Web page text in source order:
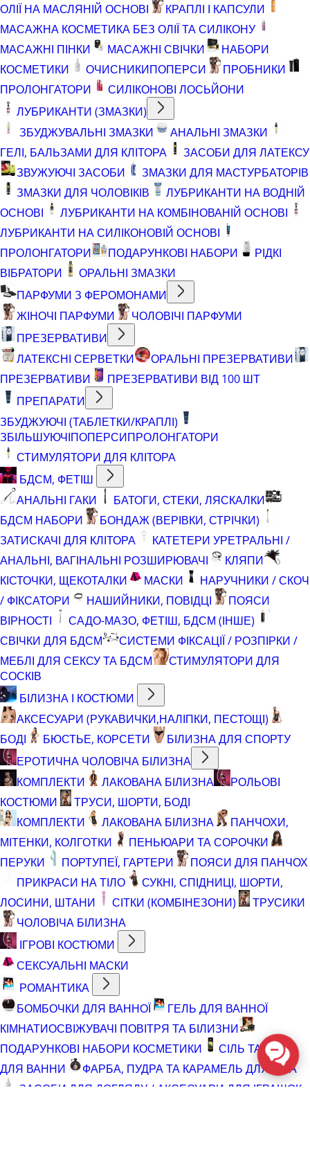
ОЛІЇ НА МАСЛЯНІЙ ОСНОВІ
КРАПЛІ І КАПСУЛИ
МАСАЖНА КОСМЕТИКА БЕЗ ОЛІЇ ТА СИЛІКОНУ
МАСАЖНІ ПІНКИ
МАСАЖНІ СВІЧКИ
НАБОРИ
КОСМЕТИКИ
ОЧИСНИКИПОПЕРСИ
ПРОБНИКИ
ПРОЛОНГАТОРИ
СИЛІКОНОВІ ЛОСЬЙОНИ
ЛУБРИКАНТИ (ЗМАЗКИ)
ЗБУДЖУВАЛЬНІ ЗМАЗКИ
АНАЛЬНІ ЗМАЗКИ
ГЕЛІ, БАЛЬЗАМИ ДЛЯ КЛІТОРА
ЗАСОБИ ДЛЯ ЛАТЕКСУ
ЗВУЖУЮЧІ ЗАСОБИ
ЗМАЗКИ ДЛЯ МАСТУРБАТОРІВ
ЗМАЗКИ ДЛЯ ЧОЛОВІКІВ
ЛУБРИКАНТИ НА ВОДНІЙ
ОСНОВІ
ЛУБРИКАНТИ НА КОМБІНОВАНІЙ ОСНОВІ
ЛУБРИКАНТИ НА СИЛІКОНОВІЙ ОСНОВІ
ПРОЛОНГАТОРИ
ПОДАРУНКОВІ НАБОРИ
РІДКІ
ВІБРАТОРИ
ОРАЛЬНІ ЗМАЗКИ
ПАРФУМИ З ФЕРОМОНАМИ
ЖІНОЧІ ПАРФУМИ
ЧОЛОВІЧІ ПАРФУМИ
ПРЕЗЕРВАТИВИ
ЛАТЕКСНІ СЕРВЕТКИ
ОРАЛЬНІ ПРЕЗЕРВАТИВИ
ПРЕЗЕРВАТИВИ
ПРЕЗЕРВАТИВИ ВІД 100 ШТ
ПРЕПАРАТИ
ЗБУДЖУЮЧІ (ТАБЛЕТКИ/КРАПЛІ)
ЗБІЛЬШУЮЧІПОПЕРСИПРОЛОНГАТОРИ
СТИМУЛЯТОРИ ДЛЯ КЛІТОРА
БДСМ, ФЕТІШ
АНАЛЬНІ ГАКИ
БАТОГИ, СТЕКИ, ЛЯСКАЛКИ
БДСМ НАБОРИ
БОНДАЖ (ВЕРІВКИ, СТРІЧКИ)
ЗАТИСКАЧІ ДЛЯ КЛІТОРА
КАТЕТЕРИ УРЕТРАЛЬНІ /
АНАЛЬНІ, ВАГІНАЛЬНІ РОЗШИРЮВАЧІ
КЛЯПИ
КІСТОЧКИ, ЩЕКОТАЛКИ
МАСКИ
НАРУЧНИКИ / СКОЧ
/ ФІКСАТОРИ
НАШИЙНИКИ, ПОВІДЦІ
ПОЯСИ
ВІРНОСТІ
САДО-МАЗО, ФЕТІШ, БДСМ (ІНШЕ)
СВІЧКИ ДЛЯ БДСМ
СИСТЕМИ ФІКСАЦІЇ / РОЗПІРКИ /
МЕБЛІ ДЛЯ СЕКСУ ТА БДСМ
СТИМУЛЯТОРИ ДЛЯ
СОСКІВ
БІЛИЗНА І КОСТЮМИ
АКСЕСУАРИ (РУКАВИЧКИ,НАЛІПКИ, ПЕСТОЩІ)
БОДІ
БЮСТЬЕ, КОРСЕТИ
БІЛИЗНА ДЛЯ СПОРТУ
ЕРОТИЧНА ЧОЛОВІЧА БІЛИЗНА
КОМПЛЕКТИ
ЛАКОВАНА БІЛИЗНА
РОЛЬОВІ
КОСТЮМИ
ТРУСИ, ШОРТИ, БОДІ
КОМПЛЕКТИ
ЛАКОВАНА БІЛИЗНА
ПАНЧОХИ,
МІТЕНКИ, КОЛГОТКИ
ПЕНЬЮАРИ ТА СОРОЧКИ
ПЕРУКИ
ПОРТУПЕЇ, ГАРТЕРИ
ПОЯСИ ДЛЯ ПАНЧОХ
ПРИКРАСИ НА ТІЛО
СУКНІ, СПІДНИЦІ, ШОРТИ,
ЛОСИНИ, ШТАНИ
СІТКИ (КОМБІНЕЗОНИ)
ТРУСИКИ
ЧОЛОВІЧА БІЛИЗНА
ІГРОВІ КОСТЮМИ
СЕКСУАЛЬНІ МАСКИ
РОМАНТИКА
БОМБОЧКИ ДЛЯ ВАННОЇ
ГЕЛЬ ДЛЯ ВАННОЇ
КІМНАТИОСВІЖУВАЧІ ПОВІТРЯ ТА БІЛИЗНИ
ПОДАРУНКОВІ НАБОРИ КОСМЕТИКИ
СІЛЬ ТА ПІНА
ДЛЯ ВАННИ
ФАРБА, ПУДРА ТА КАРАМЕЛЬ ДЛЯ ТІЛА
ЗАСОБИ ДЛЯ ДОГЛЯДУ / АКСЕСУАРИ ДЛЯ ІГРАШОК